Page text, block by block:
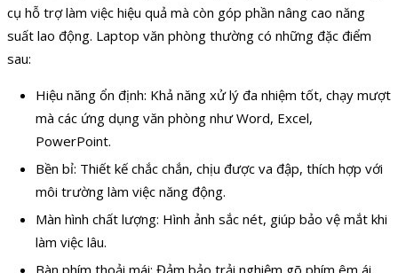
cụ hỗ trợ làm việc hiệu quả mà còn góp phần nâng cao năng
suất lao động. Laptop văn phòng thường có những đặc điểm
sau:
Hiệu năng ổn định: Khả năng xử lý đa nhiệm tốt, chạy mượt
mà các ứng dụng văn phòng như Word, Excel,
PowerPoint.
Bền bỉ: Thiết kế chắc chắn, chịu được va đập, thích hợp với
môi trường làm việc năng động.
Màn hình chất lượng: Hình ảnh sắc nét, giúp bảo vệ mắt khi
làm việc lâu.